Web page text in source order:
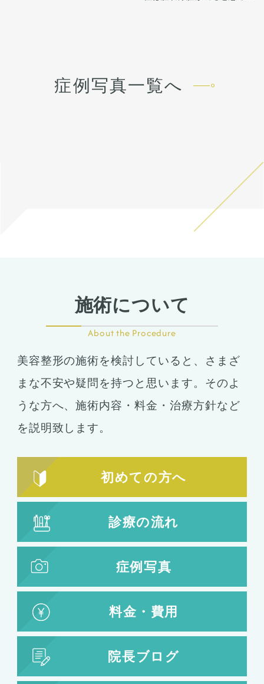
療します。 手術を受けた人全
員が写真の様な変化をするわ
ても、当院で責任を持って治
症例写真一覧へ
施術について
About the Procedure
美容整形の施術を検討していると、さまざ
まな不安や疑問を持つと思います。そのよ
うな方へ、施術内容・料金・治療方針など
を説明致します。
初めての方へ
診療の流れ
症例写真
料金・費用
院長ブログ